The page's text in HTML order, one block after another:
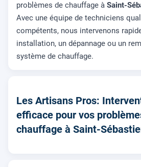
problèmes de chauffage à Saint-
Avec une équipe de techniciens
compétents, nous intervenons
installation, un dépannage ou un
système de chauffage.
Les Artisans Pros:
efficace pour vos
chauffage à Saint-